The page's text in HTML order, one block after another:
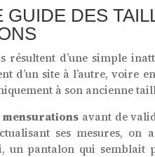
GUIDE DES
résultent d’une simple
d’un site à l’autre, voire
à son ancienne
mensurationsavant de
ses mesures, on
un pantalon qui